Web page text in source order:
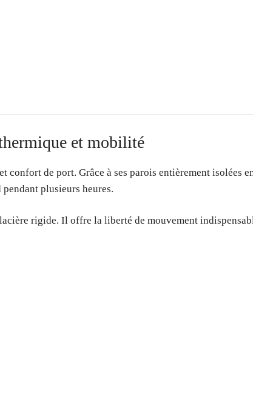
et mobilité
confort de port. Grâce à ses parois entièrement isolées
plusieurs heures.
rigide. Il offre la liberté de mouvement